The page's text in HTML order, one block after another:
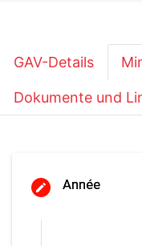
GAV-Details
Dokumente und
Année